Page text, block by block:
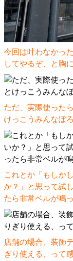
今回は叶わなかっ
してやるぞ、と胸
ただ、実際使った
けっこうみんなぼ
これとか「もしか
か？」と思って試
たら非常ベルが鳴
店舗の場合、装飾
ぎり使える、って